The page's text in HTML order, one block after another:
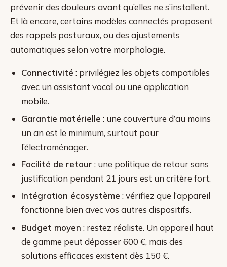
prévenir des douleurs avant qu’elles ne s’installent.
Et là encore, certains modèles connectés proposent
des rappels posturaux, ou des ajustements
automatiques selon votre morphologie.
Connectivité : privilégiez les objets compatibles
avec un assistant vocal ou une application
mobile.
Garantie matérielle : une couverture d’au moins
un an est le minimum, surtout pour
l’électroménager.
Facilité de retour : une politique de retour sans
justification pendant 21 jours est un critère fort.
Intégration écosystème : vérifiez que l’appareil
fonctionne bien avec vos autres dispositifs.
Budget moyen : restez réaliste. Un appareil haut
de gamme peut dépasser 600 €, mais des
solutions efficaces existent dès 150 €.